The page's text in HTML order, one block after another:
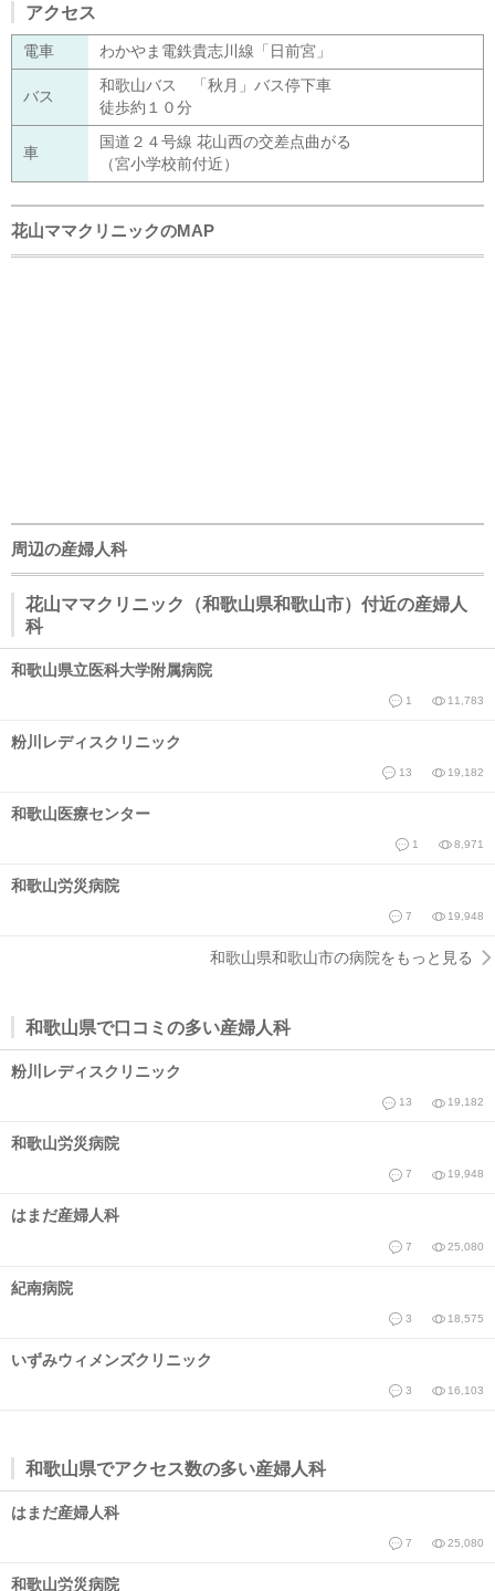
アクセス
電車 わかやま電鉄貴志川線「日前宮」
バス
和歌山バス 「秋月」バス停下車
徒歩約１０分
車
国道２４号線 花山西の交差点曲がる
（宮小学校前付近）
花山ママクリニックのMAP
周辺の産婦人科
花山ママクリニック（和歌山県和歌山市）付近の産婦人
科
和歌山県立医科大学附属病院
1 11,783
粉川レディスクリニック
13 19,182
和歌山医療センター
1 8,971
和歌山労災病院
7 19,948
和歌山県和歌山市の病院をもっと見る
和歌山県で口コミの多い産婦人科
粉川レディスクリニック
13 19,182
和歌山労災病院
7 19,948
はまだ産婦人科
7 25,080
紀南病院
3 18,575
いずみウィメンズクリニック
3 16,103
和歌山県でアクセス数の多い産婦人科
はまだ産婦人科
7 25,080
和歌山労災病院